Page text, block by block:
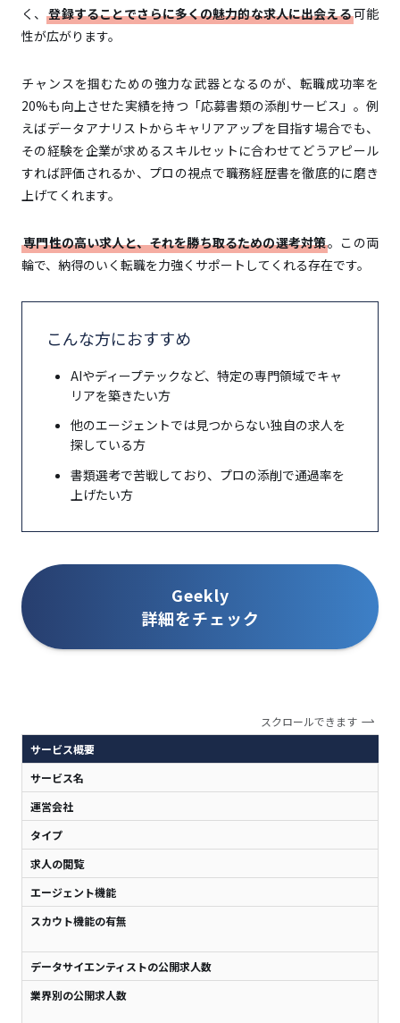
く、登録することでさらに多くの魅力的な求人に出会える可能
性が広がります。
チャンスを掴むための強力な武器となるのが、転職成功率を
20%も向上させた実績を持つ「応募書類の添削サービス」。例
えばデータアナリストからキャリアアップを目指す場合でも、
その経験を企業が求めるスキルセットに合わせてどうアピール
すれば評価されるか、プロの視点で職務経歴書を徹底的に磨き
上げてくれます。
専門性の高い求人と、それを勝ち取るための選考対策。この両
輪で、納得のいく転職を力強くサポートしてくれる存在です。
こんな方におすすめ
AIやディープテックなど、特定の専門領域でキャ
リアを築きたい方
他のエージェントでは見つからない独自の求人を
探している方
書類選考で苦戦しており、プロの添削で通過率を
上げたい方
Geekly
詳細をチェック
スクロールできます
サービス概要
サービス名
運営会社
タイプ
求人の閲覧
エージェント機能
スカウト機能の有無
データサイエンティストの公開求人数
業界別の公開求人数